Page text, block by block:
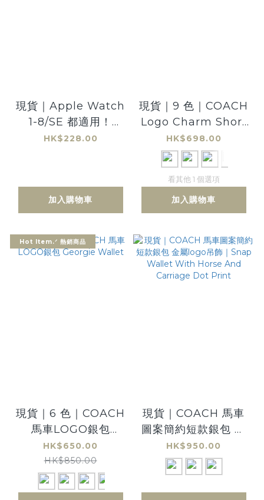
現貨｜Apple Watch
1-8/SE 都適用！
Modern Buckle
HK$228.00
加入購物車
現貨｜9 色｜COACH
Logo Charm Short
Snap Wallet 簡約短
款銀包 金屬logo吊飾
HK$698.00
看其他 1 個選項
加入購物車
Hot Item.ᐟ 熱銷商品
現貨｜6 色｜COACH
馬車LOGO銀包
Georgie Wallet
HK$650.00
HK$850.00
現貨｜COACH 馬車
圖案簡約短款銀包 金
屬logo吊飾｜Snap
Wallet With Horse
And Carriage Dot
Print
HK$950.00